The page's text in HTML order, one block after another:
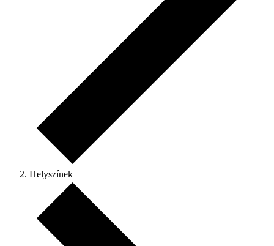
Helyszínek